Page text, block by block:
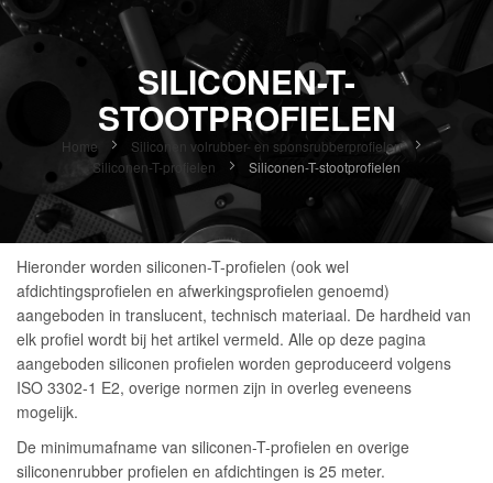
SILICONEN-T-
STOOTPROFIELEN
Home
Siliconen volrubber- en sponsrubberprofielen
Siliconen-T-profielen
Siliconen-T-stootprofielen
Hieronder worden siliconen-T-profielen (ook wel
afdichtingsprofielen en afwerkingsprofielen genoemd)
aangeboden in translucent, technisch materiaal. De hardheid van
elk profiel wordt bij het artikel vermeld. Alle op deze pagina
aangeboden siliconen profielen worden geproduceerd volgens
ISO 3302-1 E2, overige normen zijn in overleg eveneens
mogelijk.
De minimumafname van siliconen-T-profielen en overige
siliconenrubber profielen en afdichtingen is 25 meter.